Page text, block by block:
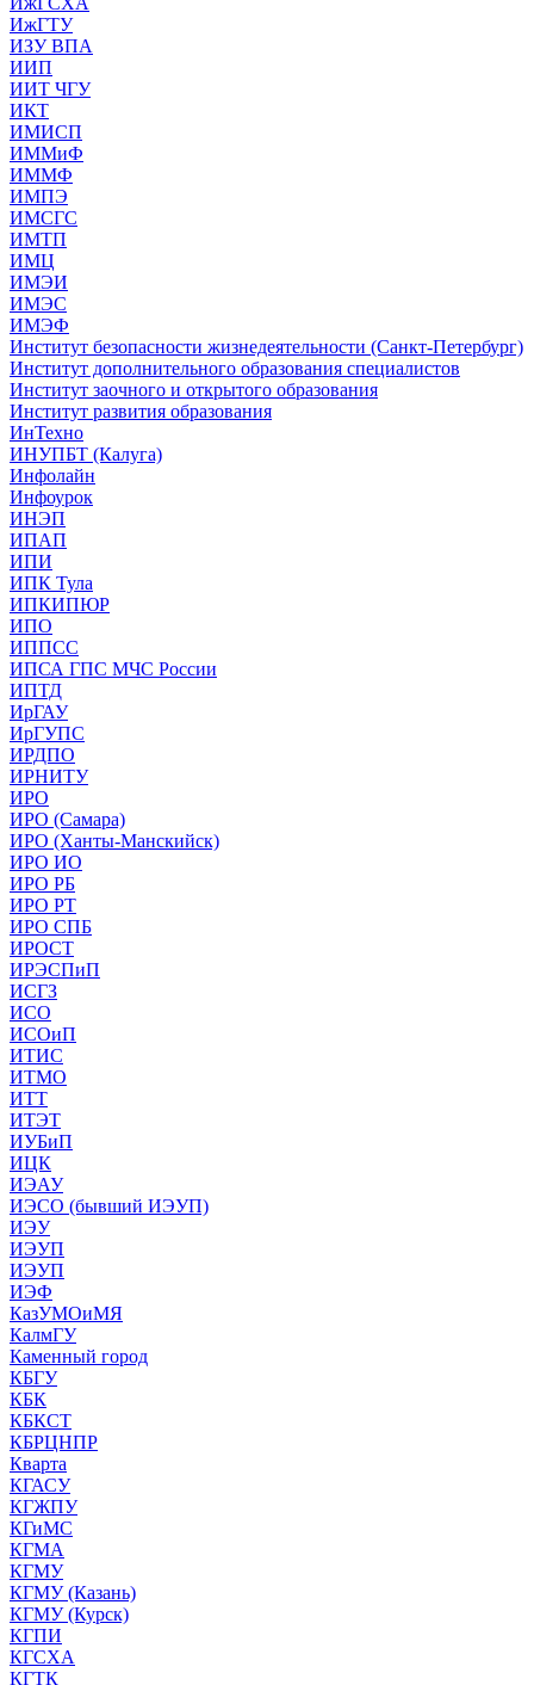
ИжГТУ
ИЗУ ВПА
ИИП
ИИТ ЧГУ
ИКТ
ИМИСП
ИММиФ
ИММФ
ИМПЭ
ИМСГС
ИМТП
ИМЦ
ИМЭИ
ИМЭС
ИМЭФ
Институт безопасности жизнедеятельности (Санкт-Петербург)
Институт дополнительного образования специалистов
Институт заочного и открытого образования
Институт развития образования
ИнТехно
ИНУПБТ (Калуга)
Инфолайн
Инфоурок
ИНЭП
ИПАП
ИПИ
ИПК Тула
ИПКИПЮР
ИПО
ИППСС
ИПСА ГПС МЧС России
ИПТД
ИрГАУ
ИрГУПС
ИРДПО
ИРНИТУ
ИРО
ИРО (Самара)
ИРО (Ханты-Манскийск)
ИРО ИО
ИРО РБ
ИРО РТ
ИРО СПБ
ИРОСТ
ИРЭСПиП
ИСГЗ
ИСО
ИСОиП
ИТИС
ИТМО
ИТТ
ИТЭТ
ИУБиП
ИЦК
ИЭАУ
ИЭСО (бывший ИЭУП)
ИЭУ
ИЭУП
ИЭУП
ИЭФ
КазУМОиМЯ
КалмГУ
Каменный город
КБГУ
КБК
КБКСТ
КБРЦНПР
Кварта
КГАСУ
КГЖПУ
КГиМС
КГМА
КГМУ
КГМУ (Казань)
КГМУ (Курск)
КГПИ
КГСХА
КГТК